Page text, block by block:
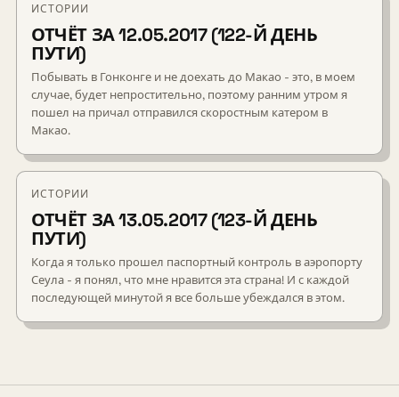
ИСТОРИИ
ОТЧЁТ ЗА 12.05.2017 (122-Й ДЕНЬ
ПУТИ)
Побывать в Гонконге и не доехать до Макао - это, в моем
случае, будет непростительно, поэтому ранним утром я
пошел на причал отправился скоростным катером в
Макао.
ИСТОРИИ
ОТЧЁТ ЗА 13.05.2017 (123-Й ДЕНЬ
ПУТИ)
Когда я только прошел паспортный контроль в аэропорту
Сеула - я понял, что мне нравится эта страна! И с каждой
последующей минутой я все больше убеждался в этом.